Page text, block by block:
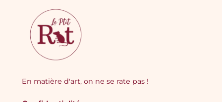
En matière d'art, on ne se rate pas !